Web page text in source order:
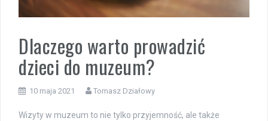
Dlaczego warto prowadzić
dzieci do muzeum?
10 maja 2021 Tomasz Działowy
Wizyty w muzeum to nie tylko przyjemność, ale także